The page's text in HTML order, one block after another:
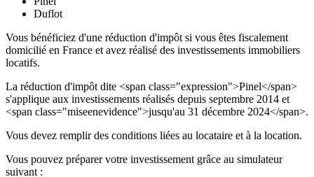
Duflot
Vous bénéficiez d'une réduction d'impôt si vous êtes fiscalement
domicilié en France et avez réalisé des investissements immobiliers
locatifs.
La réduction d'impôt dite <span class="expression">Pinel</span>
s'applique aux investissements réalisés depuis septembre 2014 et
<span class="miseenevidence">jusqu'au 31 décembre 2024</span>.
Vous devez remplir des conditions liées au locataire et à la location.
Vous pouvez préparer votre investissement grâce au simulateur
suivant :